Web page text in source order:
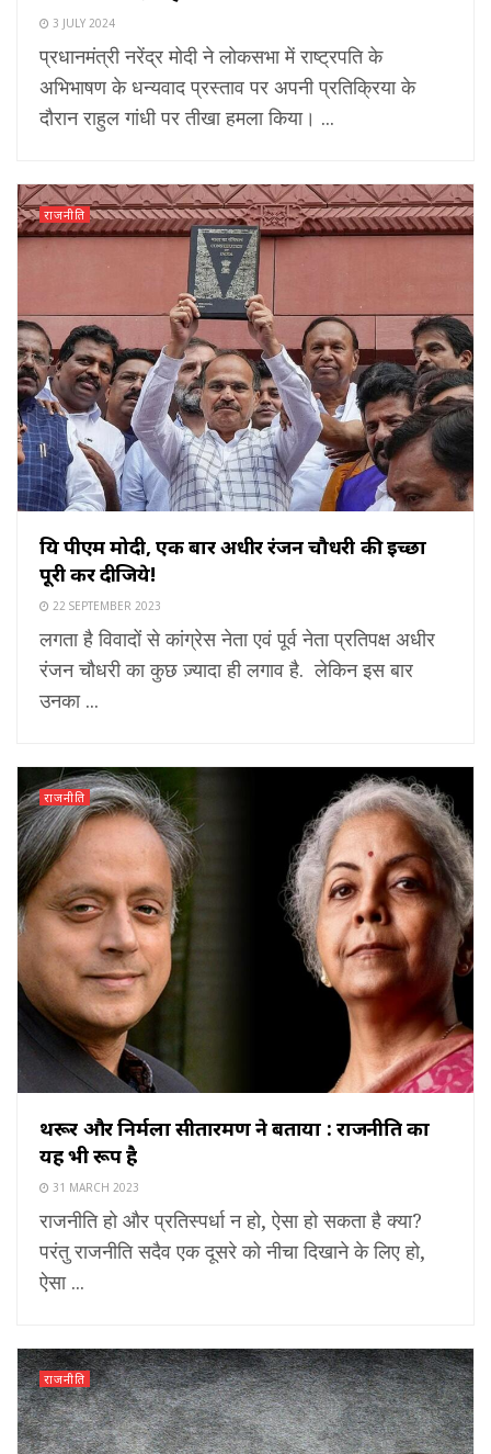
3 JULY 2024
प्रधानमंत्री नरेंद्र मोदी ने लोकसभा में राष्ट्रपति के
अभिभाषण के धन्यवाद प्रस्ताव पर अपनी प्रतिक्रिया के
दौरान राहुल गांधी पर तीखा हमला किया। ...
राजनीति
प्रिय पीएम मोदी, एक बार अधीर रंजन चौधरी की इच्छा
पूरी कर दीजिये!
22 SEPTEMBER 2023
लगता है विवादों से कांग्रेस नेता एवं पूर्व नेता प्रतिपक्ष अधीर
रंजन चौधरी का कुछ ज़्यादा ही लगाव है. लेकिन इस बार
उनका ...
राजनीति
थरूर और निर्मला सीतारमण ने बताया : राजनीति का
यह भी रूप है
31 MARCH 2023
राजनीति हो और प्रतिस्पर्धा न हो, ऐसा हो सकता है क्या?
परंतु राजनीति सदैव एक दूसरे को नीचा दिखाने के लिए हो,
ऐसा ...
राजनीति